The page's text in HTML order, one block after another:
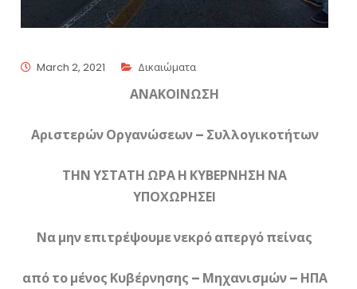
March 2, 2021 Δικαιώματα
ΑΝΑΚΟΙΝΩΣΗ
Αριστερών Οργανώσεων – Συλλογικοτήτων
ΤΗΝ ΥΣΤΑΤΗ ΩΡΑ Η ΚΥΒΕΡΝΗΣΗ ΝΑ
ΥΠΟΧΩΡΗΣΕΙ
Να μην επιτρέψουμε νεκρό απεργό πείνας
από το μένος Κυβέρνησης – Μηχανισμών – ΗΠΑ